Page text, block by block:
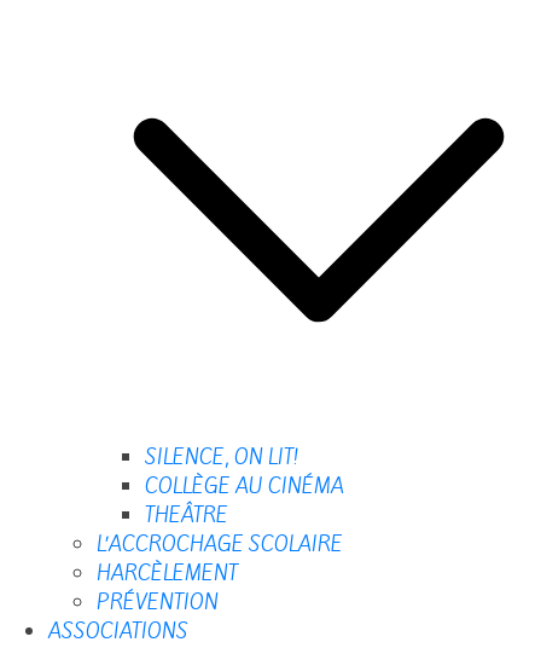
SILENCE, ON LIT!
COLLÈGE AU CINÉMA
THEÂTRE
L’ACCROCHAGE SCOLAIRE
HARCÈLEMENT
PRÉVENTION
ASSOCIATIONS